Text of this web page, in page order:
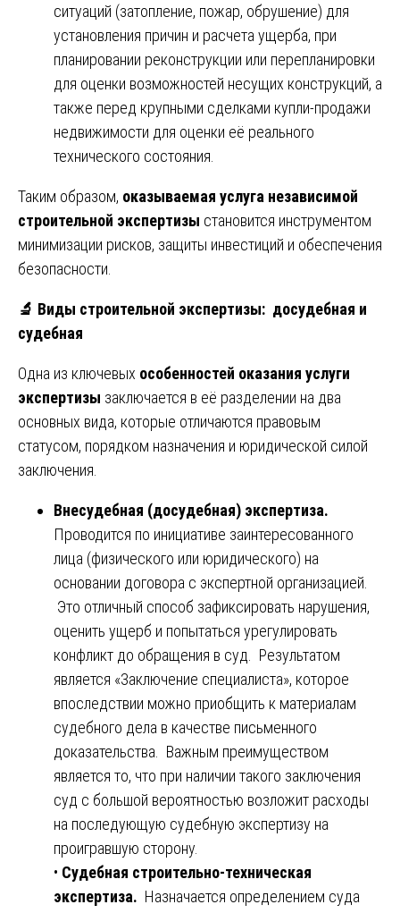
ситуаций (затопление, пожар, обрушение) для
установления причин и расчета ущерба, при
планировании реконструкции или перепланировки
для оценки возможностей несущих конструкций, а
также перед крупными сделками купли-продажи
недвижимости для оценки её реального
технического состояния.
Таким образом, оказываемая услуга независимой
строительной экспертизы становится инструментом
минимизации рисков, защиты инвестиций и обеспечения
безопасности.
🔬 Виды строительной экспертизы: досудебная и
судебная
Одна из ключевых особенностей оказания услуги
экспертизы заключается в её разделении на два
основных вида, которые отличаются правовым
статусом, порядком назначения и юридической силой
заключения.
Внесудебная (досудебная) экспертиза.
Проводится по инициативе заинтересованного
лица (физического или юридического) на
основании договора с экспертной организацией.
Это отличный способ зафиксировать нарушения,
оценить ущерб и попытаться урегулировать
конфликт до обращения в суд. Результатом
является «Заключение специалиста», которое
впоследствии можно приобщить к материалам
судебного дела в качестве письменного
доказательства. Важным преимуществом
является то, что при наличии такого заключения
суд с большой вероятностью возложит расходы
на последующую судебную экспертизу на
проигравшую сторону.
• Судебная строительно-техническая
экспертиза. Назначается определением суда